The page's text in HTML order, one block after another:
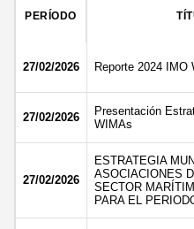
PERÍODO
27/02/2026 Reporte 2024 IMO
27/02/2026
Presentación
WIMAs
27/02/2026
ESTRATEGIA
ASOCIACIONES
SECTOR
PARA EL